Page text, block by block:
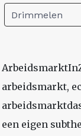
Drimmelen
arbeidsmarkt,
een eigen